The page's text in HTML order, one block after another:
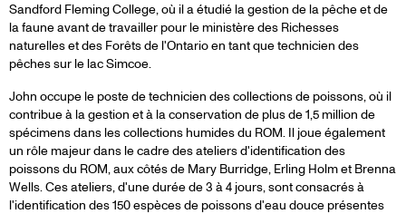
Sandford Fleming College, où il a étudié la gestion de la pêche et de
la faune avant de travailler pour le ministère des Richesses
naturelles et des Forêts de l'Ontario en tant que technicien des
pêches sur le lac Simcoe.
John occupe le poste de technicien des collections de poissons, où il
contribue à la gestion et à la conservation de plus de 1,5 million de
spécimens dans les collections humides du ROM. Il joue également
un rôle majeur dans le cadre des ateliers d'identification des
poissons du ROM, aux côtés de Mary Burridge, Erling Holm et Brenna
Wells. Ces ateliers, d'une durée de 3 à 4 jours, sont consacrés à
l'identification des 150 espèces de poissons d'eau douce présentes